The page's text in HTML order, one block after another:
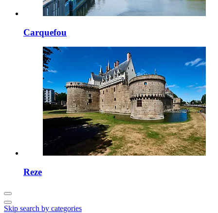
Carquefou
Reze
Skip search by categories